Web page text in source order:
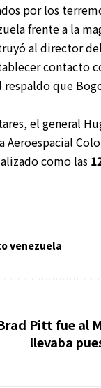
por los
frente a la
al director
contacto
respaldo que
el general
como las
venezuela
Pitt fue al
llevaba